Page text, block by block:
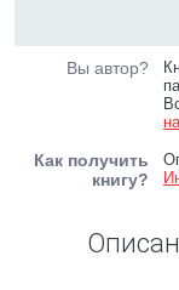
Вы автор?
Как получить
книгу?